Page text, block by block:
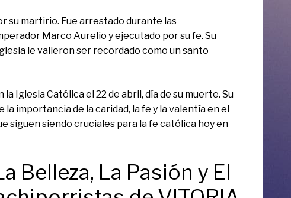
su martirio. Fue arrestado durante las
Marco Aurelio y ejecutado por su fe. Su
le valieron ser recordado como un santo
la Iglesia Católica el 22 de abril, día de su muerte. Su
importancia de la caridad, la fe y la valentía en el
siguen siendo cruciales para la fe católica hoy en
Belleza, La Pasión y El